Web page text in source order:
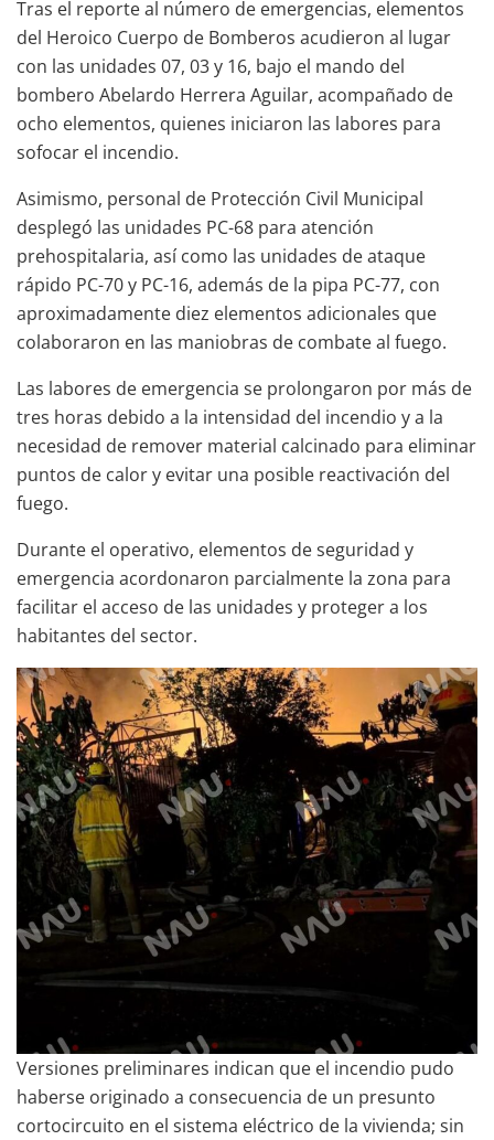
Tras el reporte al número de emergencias, elementos
del Heroico Cuerpo de Bomberos acudieron al lugar
con las unidades 07, 03 y 16, bajo el mando del
bombero Abelardo Herrera Aguilar, acompañado de
ocho elementos, quienes iniciaron las labores para
sofocar el incendio.
Asimismo, personal de Protección Civil Municipal
desplegó las unidades PC-68 para atención
prehospitalaria, así como las unidades de ataque
rápido PC-70 y PC-16, además de la pipa PC-77, con
aproximadamente diez elementos adicionales que
colaboraron en las maniobras de combate al fuego.
Las labores de emergencia se prolongaron por más de
tres horas debido a la intensidad del incendio y a la
necesidad de remover material calcinado para eliminar
puntos de calor y evitar una posible reactivación del
fuego.
Durante el operativo, elementos de seguridad y
emergencia acordonaron parcialmente la zona para
facilitar el acceso de las unidades y proteger a los
habitantes del sector.
Versiones preliminares indican que el incendio pudo
haberse originado a consecuencia de un presunto
cortocircuito en el sistema eléctrico de la vivienda; sin